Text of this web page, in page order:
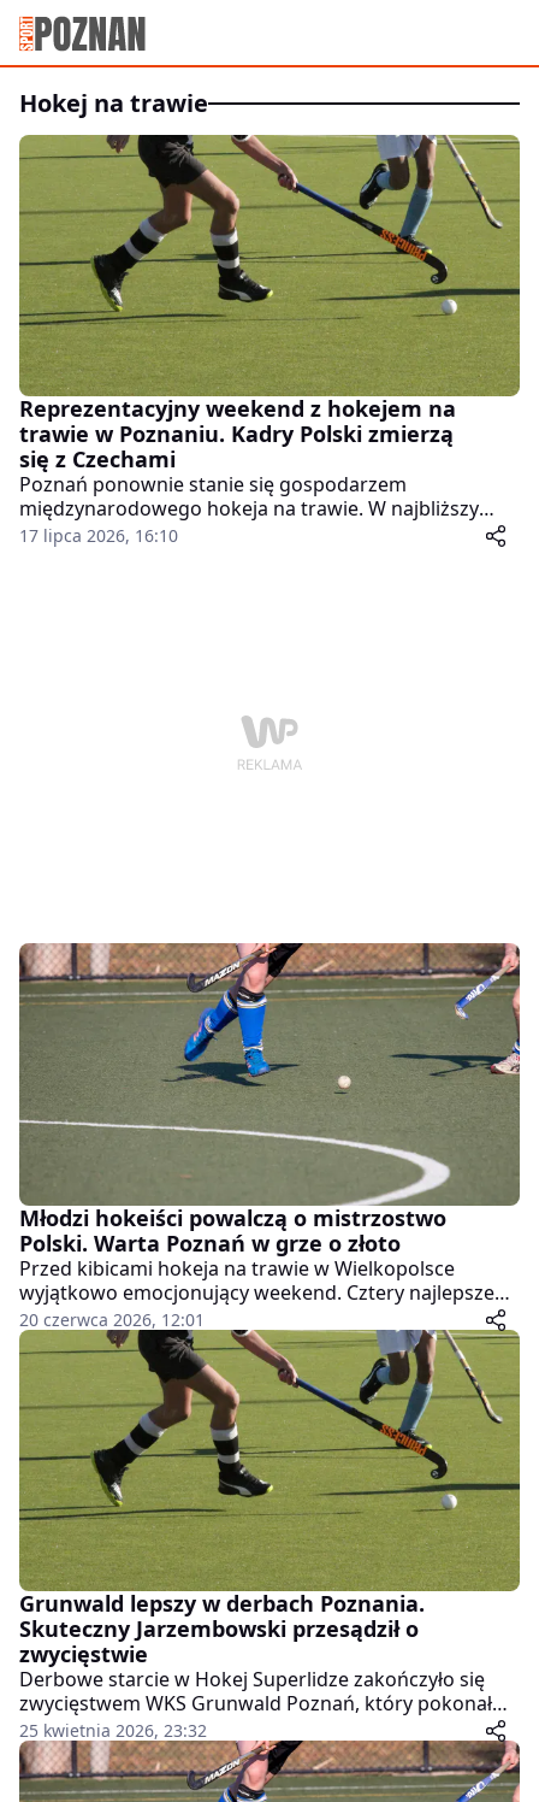
hokej na trawie
Reprezentacyjny weekend z hokejem na
trawie w Poznaniu. Kadry Polski zmierzą
się z Czechami
Poznań ponownie stanie się gospodarzem
międzynarodowego hokeja na trawie. W najbliższy
weekend na zmodernizowanym obiekcie Politechniki
17 lipca 2026, 16:10
Młodzi hokeiści powalczą o mistrzostwo
Polski. Warta Poznań w grze o złoto
Przed kibicami hokeja na trawie w Wielkopolsce
wyjątkowo emocjonujący weekend. Cztery najlepsze
drużyny juniorskie w kraju staną do walki o medale
mistrzostw Polski, a wśród nich nie zabraknie
reprezentantów Poznania. O najcenniejsze trofeum
powalczy KS Warta Poznań, która znalazła się w gronie
finalistów krajowych rozgrywek.
20 czerwca 2026, 12:01
Grunwald lepszy w derbach Poznania.
Skuteczny Jarzembowski przesądził o
zwycięstwie
Derbowe starcie w Hokej Superlidze zakończyło się
zwycięstwem WKS Grunwald Poznań, który pokonał
Warta Poznań 2:0. Spotkanie miało intensywny
przebieg, a jego losy rozstrzygnęły się dzięki
skutecznej grze gospodarzy przy stałych fragmentach
25 kwietnia 2026, 23:32